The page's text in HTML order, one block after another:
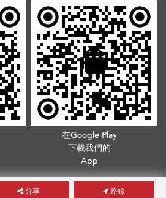
分享 路線
在Google Play
下載我們的
App
不得轉載服務條款. 隱私政策